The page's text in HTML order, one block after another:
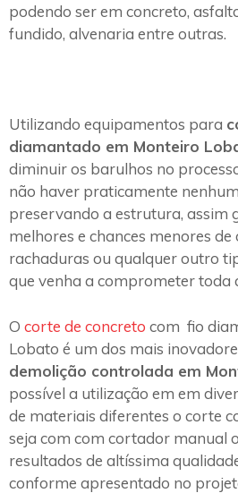
podendo ser em concreto,
fundido, alvenaria entre outras.
Utilizando equipamentos para
diamantado em Monteiro
diminuir os barulhos no
não haver praticamente
preservando a estrutura, assim
melhores e chances menores de
rachaduras ou qualquer outro
que venha a comprometer toda
O corte de concreto com fio
Lobato é um dos mais
demolição controlada em
possível a utilização em em
de materiais diferentes o corte
seja com com cortador manual
resultados de altíssima
conforme apresentado no